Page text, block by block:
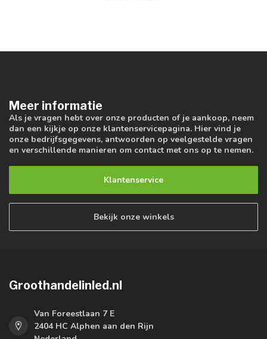
Meer informatie
Als je vragen hebt over onze producten of je aankoop, neem
dan een kijkje op onze klantenservicepagina. Hier vind je
onze bedrijfsgegevens, antwoorden op veelgestelde vragen
en verschillende manieren om contact met ons op te nemen.
Klantenservice
Bekijk onze winkels
Groothandelinled.nl
Van Foreestlaan 7 E
2404 HC Alphen aan den Rijn